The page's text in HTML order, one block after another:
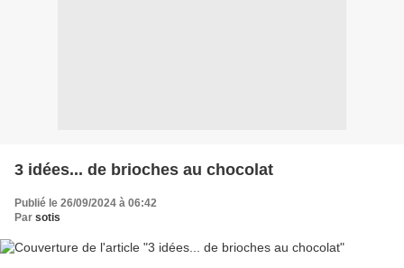
3 idées... de brioches au chocolat
Publié le 26/09/2024 à 06:42
Par sotis